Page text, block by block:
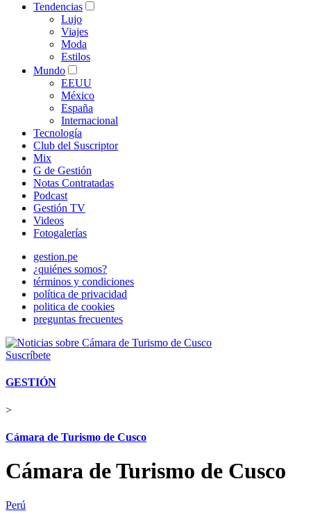
Tendencias
Lujo
Viajes
Moda
Estilos
Mundo
EEUU
México
España
Internacional
Tecnología
Club del Suscriptor
Mix
G de Gestión
Notas Contratadas
Podcast
Gestión TV
Videos
Fotogalerías
gestion.pe
¿quiénes somos?
términos y condiciones
política de privacidad
politica de cookies
preguntas frecuentes
Suscríbete
GESTIÓN
>
Cámara de Turismo de Cusco
Cámara de Turismo de Cusco
Perú